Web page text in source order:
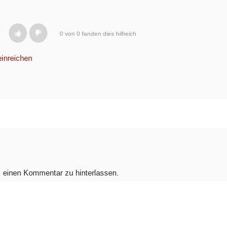
0 von 0 fanden dies hilfreich
einen Kommentar zu hinterlassen.